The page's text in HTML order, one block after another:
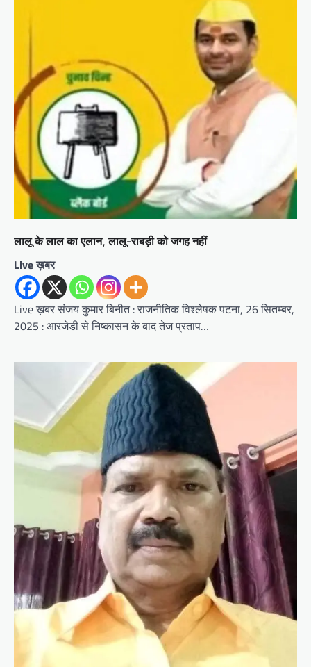
लालू के लाल का एलान, लालू-राबड़ी को जगह नहीं
Live ख़बर
Live ख़बर संजय कुमार बिनीत : राजनीतिक विश्लेषक पटना, 26 सितम्बर,
2025 : आरजेडी से निष्कासन के बाद तेज प्रताप…